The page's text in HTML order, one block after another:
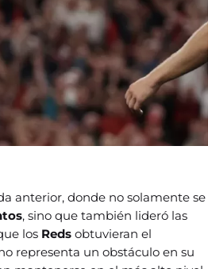
anterior, donde no solamente se
, sino que también lideró las
los Reds obtuvieran el
representa un obstáculo en su